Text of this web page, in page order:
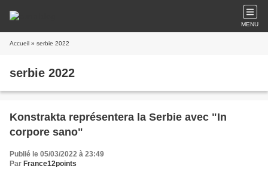
MENU
Accueil » serbie 2022
serbie 2022
Konstrakta représentera la Serbie avec "In
corpore sano"
Publié le 05/03/2022 à 23:49
Par France12points